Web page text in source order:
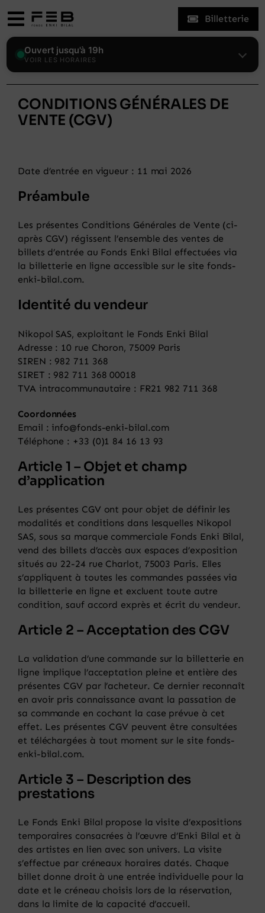
to
Ouvert jusqu'à 19h
VOIR LES HORAIRES
Toggle
Navigation
Expositions
Le Fonds
Enki Bilal
Actualités
Mon compte
Panier
Billetterie
CONDITIONS GÉNÉRALES DE
VENTE (CGV)
Date d’entrée en vigueur : 11 mai 2026
Préambule
Les présentes Conditions Générales de Vente (ci-
après CGV) régissent l’ensemble des ventes de
billets d’entrée au Fonds Enki Bilal effectuées via
la billetterie en ligne accessible sur le site fonds-
enki-bilal.com.
Identité du vendeur
Nikopol SAS, exploitant le Fonds Enki Bilal
Adresse : 10 rue Choron, 75009 Paris
SIREN : 982 711 368
SIRET : 982 711 368 00018
TVA intracommunautaire : FR21 982 711 368
Coordonnées
Email : info@fonds-enki-bilal.com
Téléphone : +33 (0)1 84 16 13 93
Article 1 – Objet et champ
d’application
Les présentes CGV ont pour objet de définir les
modalités et conditions dans lesquelles Nikopol
SAS, sous sa marque commerciale Fonds Enki Bilal,
vend des billets d’accès aux espaces d’exposition
situés au 22-24 rue Charlot, 75003 Paris. Elles
s’appliquent à toutes les commandes passées via
la billetterie en ligne et excluent toute autre
condition, sauf accord exprès et écrit du vendeur.
Article 2 – Acceptation des CGV
La validation d’une commande sur la billetterie en
ligne implique l’acceptation pleine et entière des
présentes CGV par l’acheteur. Ce dernier reconnaît
en avoir pris connaissance avant la passation de
sa commande en cochant la case prévue à cet
effet. Les présentes CGV peuvent être consultées
et téléchargées à tout moment sur le site fonds-
enki-bilal.com.
Article 3 – Description des
prestations
Le Fonds Enki Bilal propose la visite d’expositions
temporaires consacrées à l’œuvre d’Enki Bilal et à
des artistes en lien avec son univers. La visite
s’effectue par créneaux horaires datés. Chaque
billet donne droit à une entrée individuelle pour la
date et le créneau choisis lors de la réservation,
dans la limite de la capacité d’accueil.